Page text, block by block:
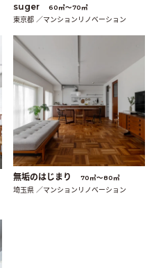
suger 60㎡〜70㎡
東京都 ／マンションリノベーション
無垢のはじまり 70㎡〜80㎡
埼玉県 ／マンションリノベーション